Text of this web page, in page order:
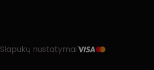
Slapukų nustatymai